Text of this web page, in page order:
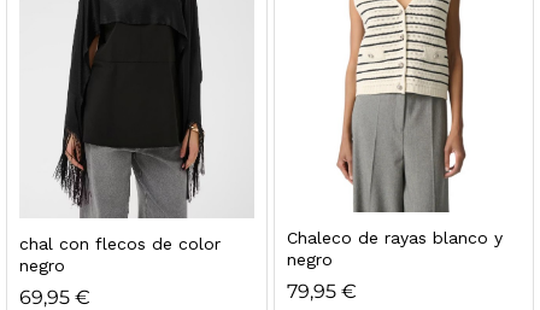
chal con flecos de color
negro
69,95 €
Chaleco de rayas blanco y
negro
79,95 €